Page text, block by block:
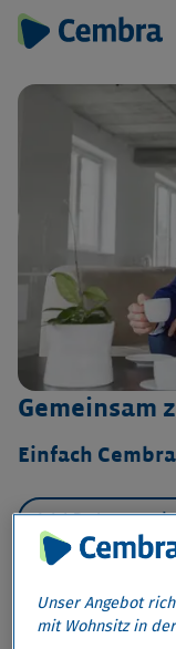
Gemeinsam
Einfach Cembra
Jetzt Partner
›
Kreditvermittler
Unser Angebot
mit Wohnsitz in